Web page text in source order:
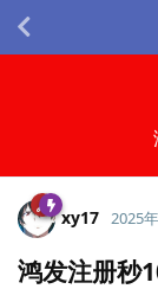
xy17 2025
鸿发注册秒